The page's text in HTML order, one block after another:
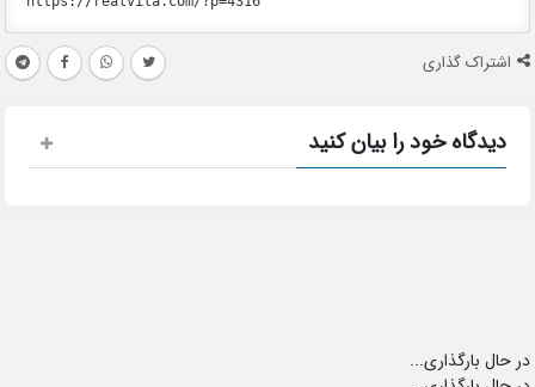
اشتراک گذاری
دیدگاه خود را بیان کنید
در حال بارگذاری...